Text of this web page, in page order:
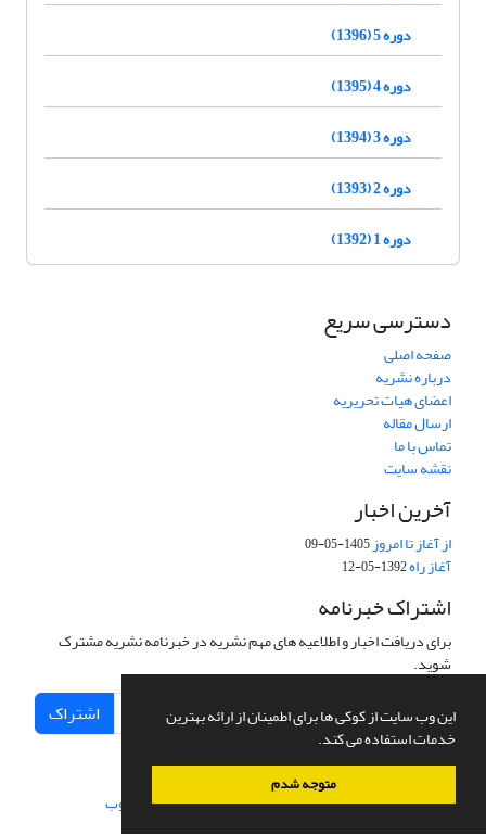
این وب سایت از کوکی ها برای اطمینان از ارائه بهترین
خدمات استفاده می کند.
متوجه شدم
دوره 5 (1396)
دوره 4 (1395)
دوره 3 (1394)
دوره 2 (1393)
دوره 1 (1392)
دسترسی سریع
صفحه اصلی
درباره نشریه
اعضای هیات تحریریه
ارسال مقاله
تماس با ما
نقشه سایت
آخرین اخبار
از آغاز تا امروز1405-05-09
آغاز راه1392-05-12
اشتراک خبرنامه
برای دریافت اخبار و اطلاعیه های مهم نشریه در خبرنامه نشریه مشترک
شوید.
اشتراک
سامانه مدیریت نشریات علمی.طراحی و پیاده سازی از سیناوب